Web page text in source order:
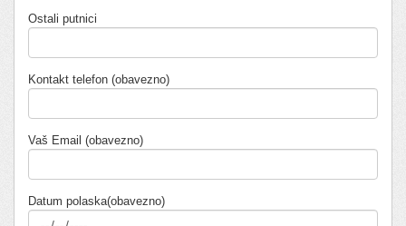
Ostali putnici
Kontakt telefon (obavezno)
Vaš Email (obavezno)
Datum polaska(obavezno)